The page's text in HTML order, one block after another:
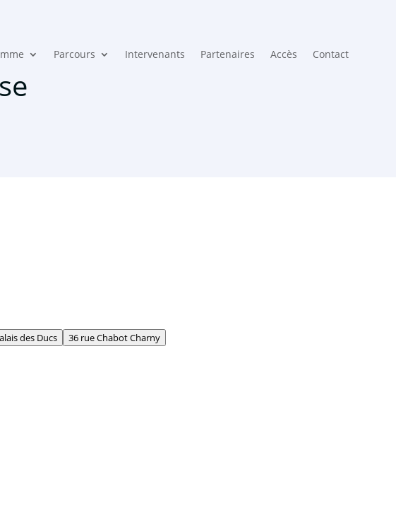
Parcours Intervenants Partenaires Accès Contact
des Ducs 36 rue Chabot Charny